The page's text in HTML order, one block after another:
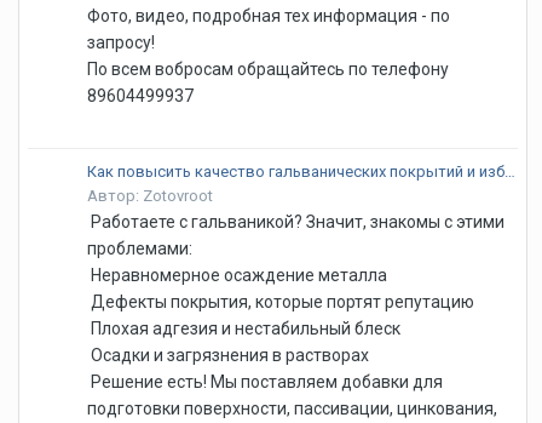
Фото, видео, подробная тех информация - по
запросу!
По всем вобросам обращайтесь по телефону
89604499937
Как повысить качество гальванических покрытий и избавиться от брака?
Автор: Zotovroot
Работаете с гальваникой? Значит, знакомы с этими
проблемами:
Неравномерное осаждение металла
Дефекты покрытия, которые портят репутацию
Плохая адгезия и нестабильный блеск
Осадки и загрязнения в растворах
Решение есть! Мы поставляем добавки для
подготовки поверхности, пассивации, цинкования,